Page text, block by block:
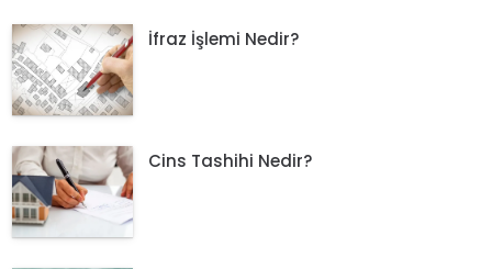
İfraz İşlemi Nedir?
Cins Tashihi Nedir?